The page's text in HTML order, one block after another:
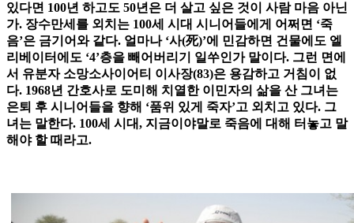
있다면 100년 하고도 50년은 더 살고 싶은 것이 사람 마음 아닌
가. 장수만세를 외치는 100세 시대 시니어들에게 어쩌면 ‘죽
음’은 금기어와 같다. 얼마나 ‘사(死)’에 민감하면 건물에도 엘
리베이터에도 ‘4’층을 빼어버리기 일쑤인가 말이다. 그런 면에
서 유분자 소망소사이어티 이사장(83)은 용감하고 거침이 없
다. 1968년 간호사로 도미해 치열한 이민자의 삶을 산 그녀는
은퇴 후 시니어들을 향해 ‘품위 있게 죽자’고 외치고 있다. 그
녀는 말한다. 100세 시대, 지금이야말로 죽음에 대해 터놓고 말
해야 할 때라고.